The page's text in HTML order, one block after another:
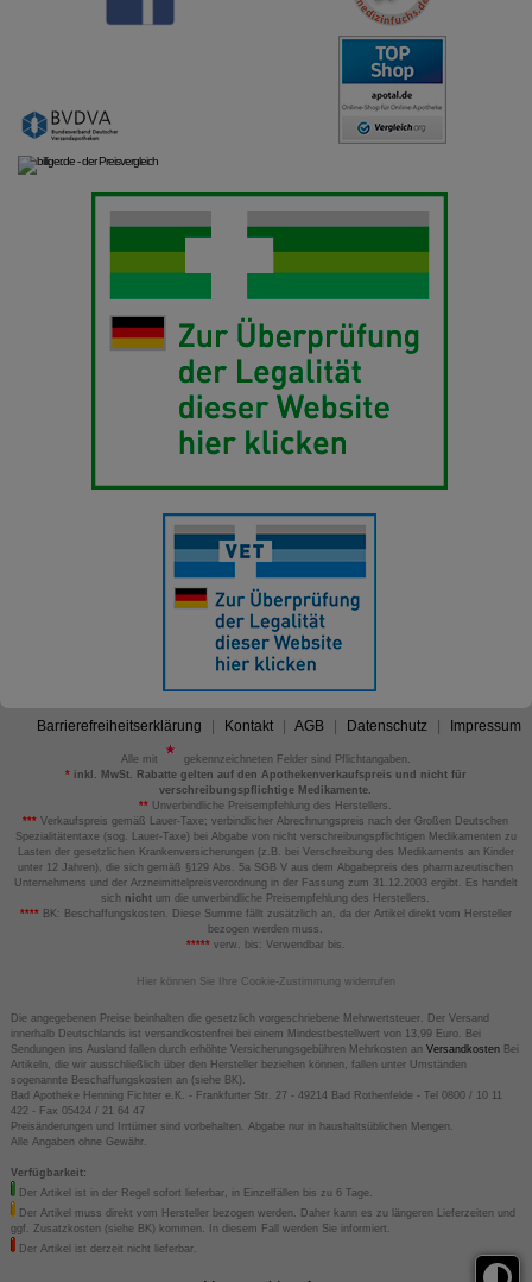
Barrierefreiheitserklärung Kontakt AGB Datenschutz Impressum
Alle mit
gekennzeichneten Felder sind Pflichtangaben.
*inkl. MwSt. Rabatte gelten auf den Apothekenverkaufspreis und nicht für
verschreibungspflichtige Medikamente.
** Unverbindliche Preisempfehlung des Herstellers.
*** Verkaufspreis gemäß Lauer-Taxe; verbindlicher Abrechnungspreis nach der Großen Deutschen
Spezialitätentaxe (sog. Lauer-Taxe) bei Abgabe von nicht verschreibungspflichtigen Medikamenten zu
Lasten der gesetzlichen Krankenversicherungen (z.B. bei Verschreibung des Medikaments an Kinder
unter 12 Jahren), die sich gemäß §129 Abs. 5a SGB V aus dem Abgabepreis des pharmazeutischen
Unternehmens und der Arzneimittelpreisverordnung in der Fassung zum 31.12.2003 ergibt. Es handelt
sich nicht um die unverbindliche Preisempfehlung des Herstellers.
****BK: Beschaffungskosten. Diese Summe fällt zusätzlich an, da der Artikel direkt vom Hersteller
bezogen werden muss.
*****verw. bis: Verwendbar bis.
Hier können Sie Ihre Cookie-Zustimmung widerrufen
Die angegebenen Preise beinhalten die gesetzlich vorgeschriebene Mehrwertsteuer. Der Versand
innerhalb Deutschlands ist versandkostenfrei bei einem Mindestbestellwert von 13,99 Euro. Bei
Sendungen ins Ausland fallen durch erhöhte Versicherungsgebühren Mehrkosten an VersandkostenBei
Artikeln, die wir ausschließlich über den Hersteller beziehen können, fallen unter Umständen
sogenannte Beschaffungskosten an (siehe BK).
Bad Apotheke Henning Fichter e.K. - Frankfurter Str. 27 - 49214 Bad Rothenfelde - Tel 0800 / 10 11
422 - Fax 05424 / 21 64 47
Preisänderungen und Irrtümer sind vorbehalten. Abgabe nur in haushaltsüblichen Mengen.
Alle Angaben ohne Gewähr.
Verfügbarkeit:
Der Artikel ist in der Regel sofort lieferbar, in Einzelfällen bis zu 6 Tage.
Der Artikel muss direkt vom Hersteller bezogen werden. Daher kann es zu längeren Lieferzeiten und
ggf. Zusatzkosten (siehe BK) kommen. In diesem Fall werden Sie informiert.
Der Artikel ist derzeit nicht lieferbar.